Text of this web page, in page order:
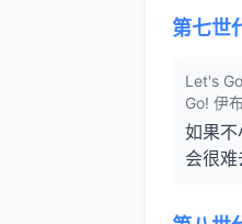
第七世
Let's
Go! 伊布
如果不
会很难